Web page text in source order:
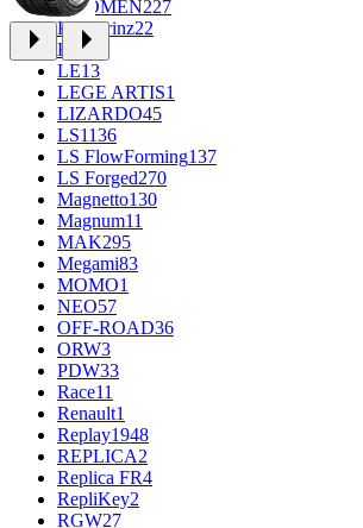
KHOMEN227
Kronprinz22
KT23
LE13
LEGE ARTIS1
LIZARDO45
LS1136
LS FlowForming137
LS Forged270
Magnetto130
Magnum11
MAK295
Megami83
MOMO1
NEO57
OFF-ROAD36
ORW3
PDW33
Race11
Renault1
Replay1948
REPLICA2
Replica FR4
RepliKey2
RGW27